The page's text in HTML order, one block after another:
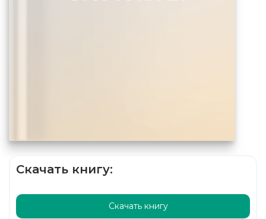
Скачать книгу:
Скачать книгу